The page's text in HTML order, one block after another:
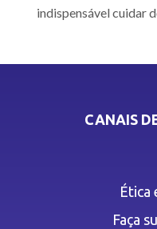
indispensável cuidar
CANAIS
Ética
Faça